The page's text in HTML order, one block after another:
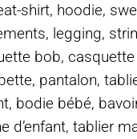
shirt, hoodie,
legging,
bob,
pantalon,
bodie bébé,
d’enfant, tablier